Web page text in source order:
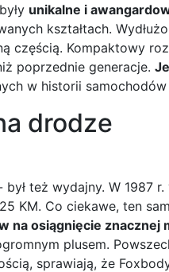
unikalne i
kształtach.
częścią. Kompaktowy
poprzednie generacje.
w historii
drodze
był też wydajny. W 1987
KM. Co ciekawe, ten
na osiągnięcie znacznej
plusem.
sprawiają, że